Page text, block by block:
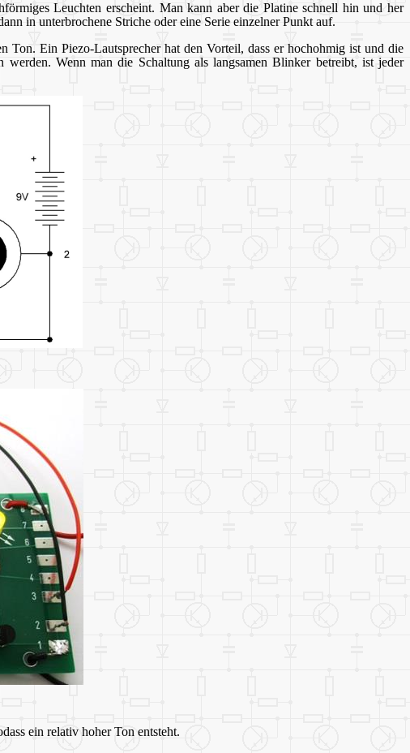
Leuchten erscheint. Man kann aber die Platine schnell hin und her
in unterbrochene Striche oder eine Serie einzelner Punkt auf.
Ton. Ein Piezo-Lautsprecher hat den Vorteil, dass er hochohmig ist und die
Wenn man die Schaltung als langsamen Blinker betreibt, ist jeder
ein relativ hoher Ton entsteht.